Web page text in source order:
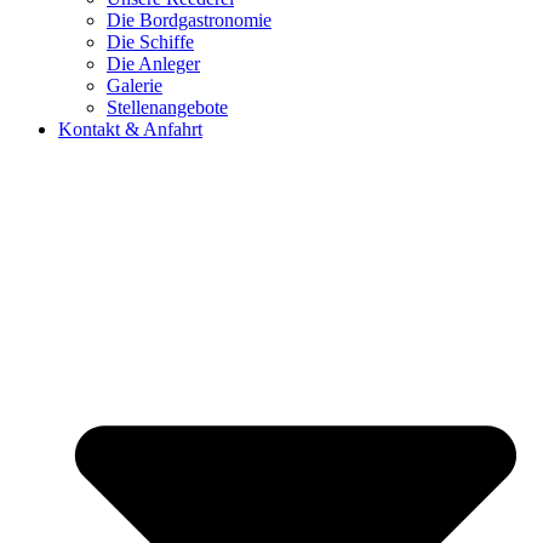
Die Bordgastronomie
Die Schiffe
Die Anleger
Galerie
Stellenangebote
Kontakt & Anfahrt